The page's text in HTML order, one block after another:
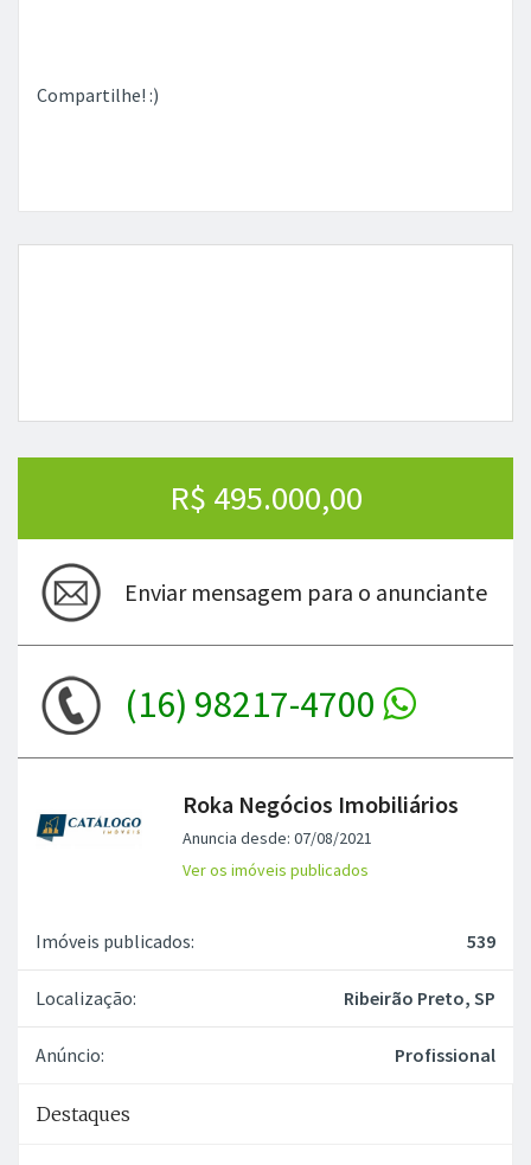
Compartilhe! :)
R$ 495.000,00
Enviar mensagem para o anunciante
(16) 98217-4700
Roka Negócios Imobiliários
Anuncia desde: 07/08/2021
Ver os imóveis publicados
Imóveis publicados: 539
Localização: Ribeirão Preto, SP
Anúncio: Profissional
Destaques